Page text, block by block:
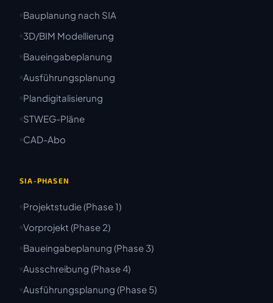
Bauplanung nach SIA
3D/BIM Modellierung
Baueingabeplanung
Ausführungsplanung
Plandigitalisierung
STWEG-Pläne
CAD-Abo
SIA-PHASEN
Projektstudie (Phase 1)
Vorprojekt (Phase 2)
Baueingabeplanung (Phase 3)
Ausschreibung (Phase 4)
Ausführungsplanung (Phase 5)